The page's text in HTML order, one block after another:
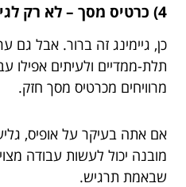
4) כרטיס מסך – לא רק לגיימרים
כן, גיימינג זה ברור. אבל גם
תלת-ממדיים ולעיתים אפילו
מרוויחים מכרטיס מסך חזק.
אם אתה בעיקר על אופיס,
מובנה יכול לעשות עבודה
שבאמת תרגיש.